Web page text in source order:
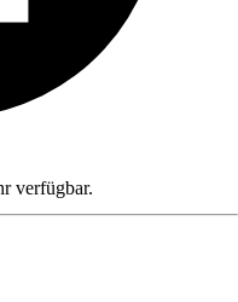
verfügbar.